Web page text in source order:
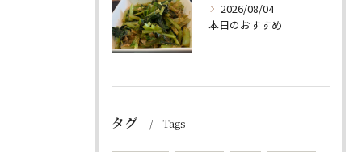
2026/08/04
本日のおすすめ
タグ Tags